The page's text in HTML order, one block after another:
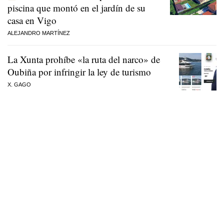
piscina que montó en el jardín de su
casa en Vigo
ALEJANDRO MARTÍNEZ
La Xunta prohíbe «la ruta del narco» de
Oubiña por infringir la ley de turismo
X. GAGO